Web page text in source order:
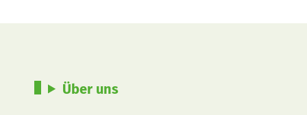
Über uns